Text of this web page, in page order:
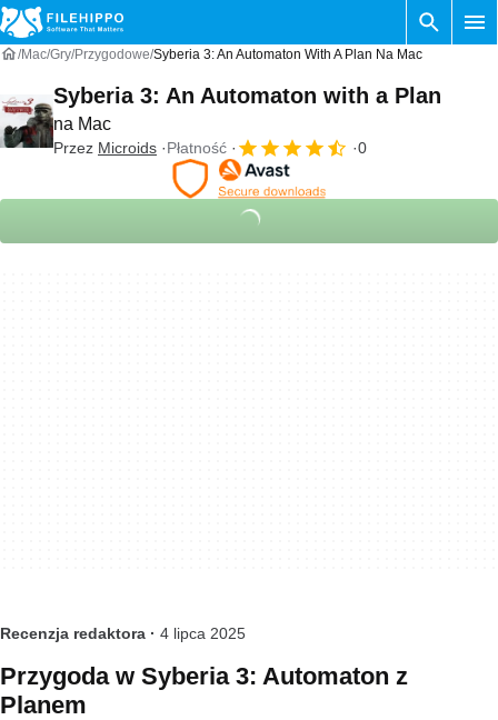
Mac Gry Przygodowe Syberia 3: An Automaton With A Plan Na Mac
Syberia 3: An Automaton with a Plan
na Mac
Przez Microids Płatność 0
Recenzja redaktora · 4 lipca 2025
Przygoda w Syberia 3: Automaton z
Planem